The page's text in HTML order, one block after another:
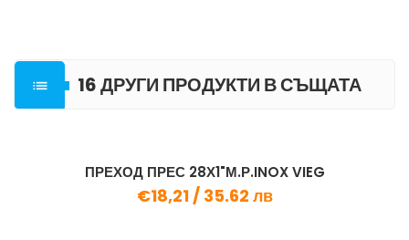

16 ДРУГИ ПРОДУКТИ В СЪЩАТА
ПРЕХОД ПРЕС 28Х1"М.Р.INOX VIEG
€18,21 / 35.62 лв